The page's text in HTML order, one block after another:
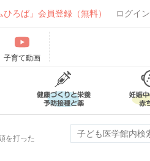
ひろば」会員登録（無料） ログイン
子育て動画
を打った